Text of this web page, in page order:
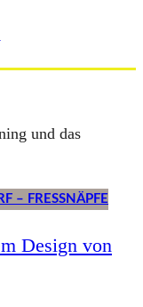
und das
Design von